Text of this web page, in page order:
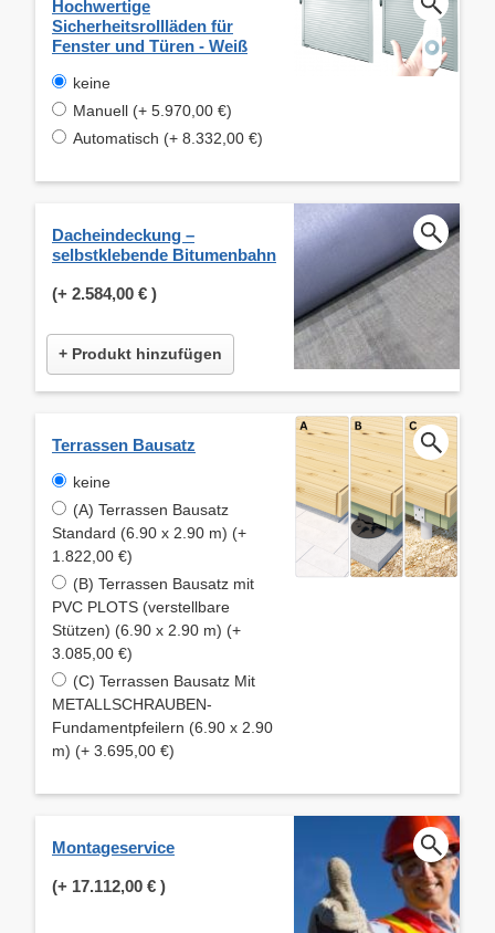
Hochwertige
Sicherheitsrollläden für
Fenster und Türen - Weiß
keine
Manuell (+ 5.970,00 €)
Automatisch (+ 8.332,00 €)
Dacheindeckung –
selbstklebende Bitumenbahn
(+ 2.584,00 € )
+ Produkt hinzufügen
Terrassen Bausatz
keine
(A) Terrassen Bausatz
Standard (6.90 x 2.90 m) (+
1.822,00 €)
(B) Terrassen Bausatz mit
PVC PLOTS (verstellbare
Stützen) (6.90 x 2.90 m) (+
3.085,00 €)
(C) Terrassen Bausatz Mit
METALLSCHRAUBEN-
Fundamentpfeilern (6.90 x 2.90
m) (+ 3.695,00 €)
Montageservice
(+ 17.112,00 € )